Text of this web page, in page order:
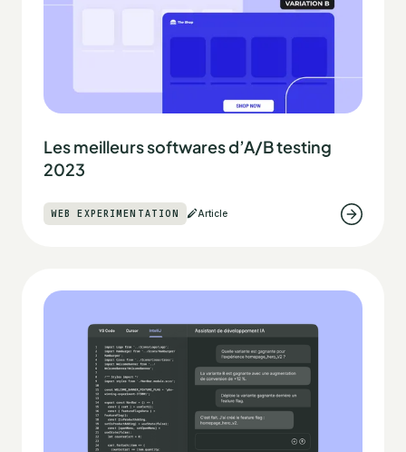
Les meilleurs softwares d’A/B testing
2023
WEB EXPERIMENTATION Article